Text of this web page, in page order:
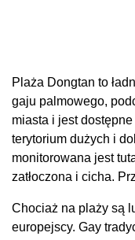
Plaża Dongtan to
gaju palmowego,
miasta i jest
terytorium dużych i
monitorowana jest
zatłoczona i cicha.
Chociaż na plaży są
europejscy. Gay